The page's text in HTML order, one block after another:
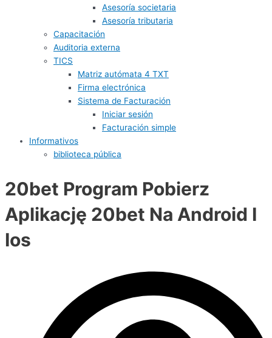
Asesoría societaria
Asesoría tributaria
Capacitación
Auditoria externa
TICS
Matriz autómata 4 TXT
Firma electrónica
Sistema de Facturación
Iniciar sesión
Facturación simple
Informativos
biblioteca pública
20bet Program Pobierz
Aplikację 20bet Na Android I
Ios